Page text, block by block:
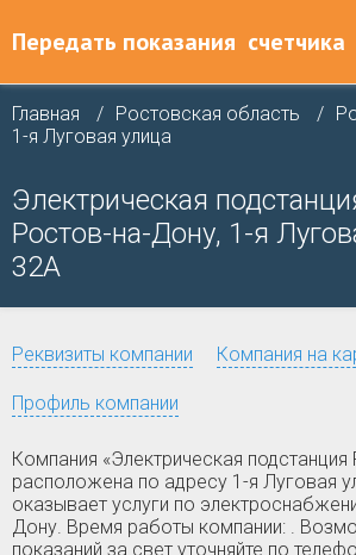
Передать показания счетчика
Главная Ростовская область
1-я Луговая улица
Электрическая
Ростов-на-Дону, 1-я
32А
Реквизиты компании Компания на
Профиль компании
Компания «Электрическая подстанция
расположена по адресу 1-я Луговая
оказывает услуги по
Дону. Время работы компании: .
показаний за свет уточняйте по